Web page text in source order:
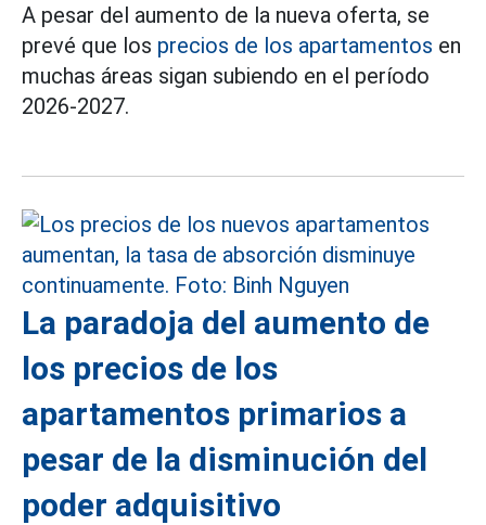
A pesar del aumento de la nueva oferta, se
prevé que los precios de los apartamentos en
muchas áreas sigan subiendo en el período
2026-2027.
La paradoja del aumento de
los precios de los
apartamentos primarios a
pesar de la disminución del
poder adquisitivo